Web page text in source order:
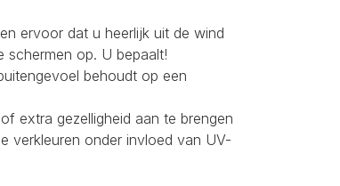
ervoor dat u heerlijk uit de wind
schermen op. U bepaalt!
behoudt op een
extra gezelligheid aan te brengen
verkleuren onder invloed van UV-